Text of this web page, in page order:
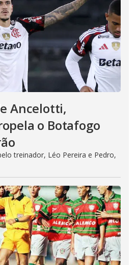
Ancelotti,
o Botafogo
treinador, Léo Pereira e Pedro,